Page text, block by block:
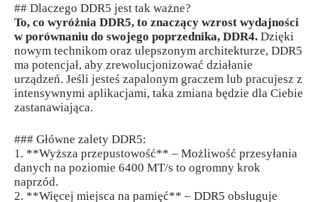
## Dlaczego DDR5 jest tak ważne?
To, co wyróżnia DDR5, to znaczący wzrost wydajności
w porównaniu do swojego poprzednika, DDR4. Dzięki
nowym technikom oraz ulepszonym architekturze, DDR5
ma potencjał, aby zrewolucjonizować działanie
urządzeń. Jeśli jesteś zapalonym graczem lub pracujesz z
intensywnymi aplikacjami, taka zmiana będzie dla Ciebie
zastanawiająca.
### Główne zalety DDR5:
1. **Wyższa przepustowość** – Możliwość przesyłania
danych na poziomie 6400 MT/s to ogromny krok
naprzód.
2. **Więcej miejsca na pamięć** – DDR5 obsługuje